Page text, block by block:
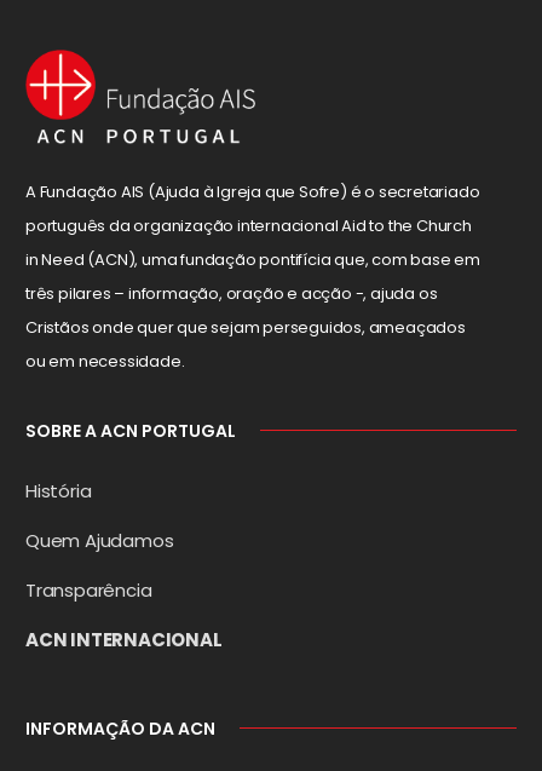
A Fundação AIS (Ajuda à Igreja que Sofre) é o secretariado
português da organização internacional Aid to the Church
in Need (ACN), uma fundação pontifícia que, com base em
três pilares – informação, oração e acção -, ajuda os
Cristãos onde quer que sejam perseguidos, ameaçados
ou em necessidade.
SOBRE A ACN PORTUGAL
História
Quem Ajudamos
Transparência
ACN INTERNACIONAL
INFORMAÇÃO DA ACN